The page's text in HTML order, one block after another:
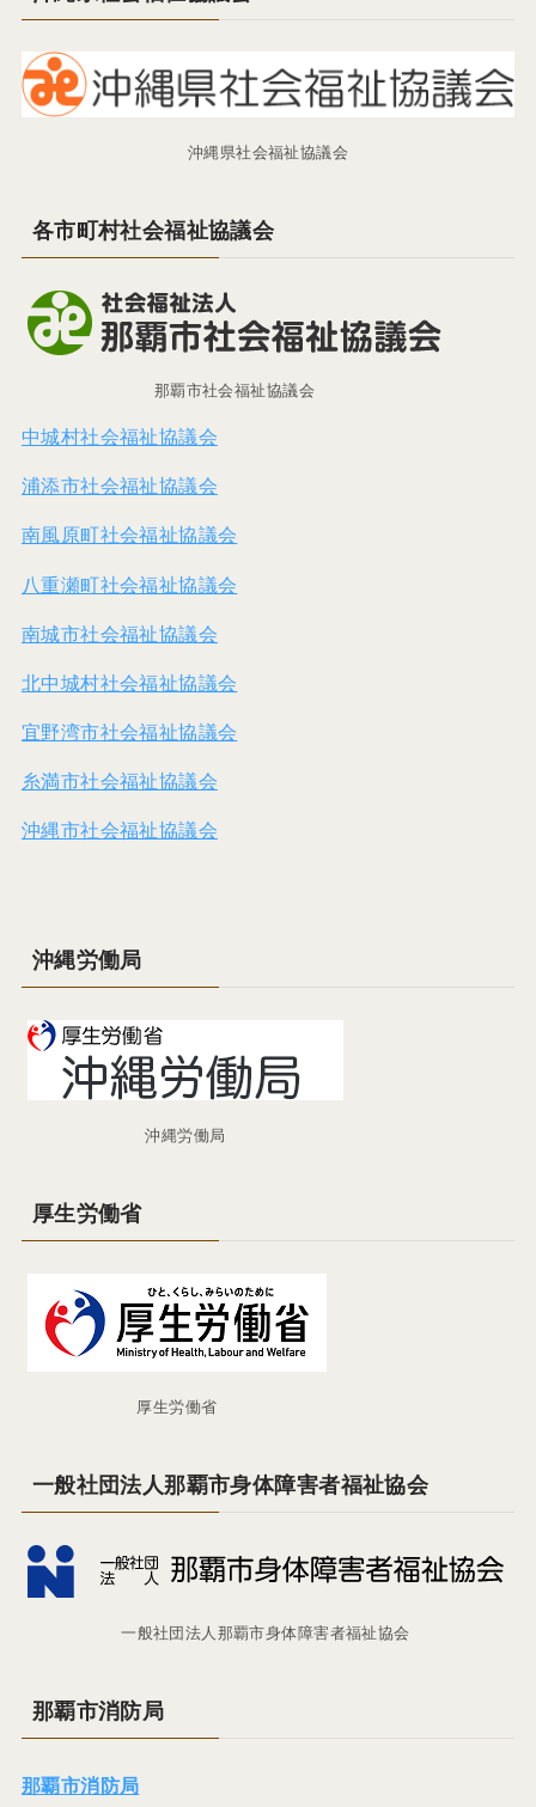
沖縄県社会福祉協議会
各市町村社会福祉協議会
那覇市社会福祉協議会
中城村社会福祉協議会
浦添市社会福祉協議会
南風原町社会福祉協議会
八重瀬町社会福祉協議会
南城市社会福祉協議会
北中城村社会福祉協議会
宜野湾市社会福祉協議会
糸満市社会福祉協議会
沖縄市社会福祉協議会
沖縄労働局
沖縄労働局
厚生労働省
厚生労働省
一般社団法人那覇市身体障害者福祉協会
一般社団法人那覇市身体障害者福祉協会
那覇市消防局
那覇市消防局